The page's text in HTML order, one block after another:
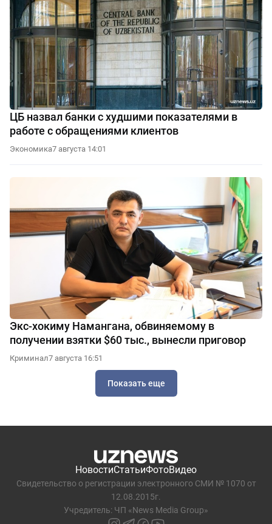
ЦБ назвал банки с худшими показателями в
работе с обращениями клиентов
Экономика7 августа 14:01
Экс-хокиму Намангана, обвиняемому в
получении взятки $60 тыс., вынесли приговор
Криминал7 августа 16:51
Показать еще
НовостиСтатьиФотоВидео
Свидетельство о регистрации электронного СМИ № 1070 от
12.08.2015г.
Учредитель: ЧП «News Media Group»